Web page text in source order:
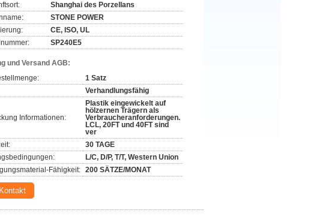
Shanghai des Porzellans
STONE POWER
CE, ISO, UL
SP240E5
und Versand AGB:
1 Satz
Verhandlungsfähig
Informationen:
Plastik eingewickelt auf
hölzernen Trägern als
Verbraucheranforderungen.
LCL, 20FT und 40FT sind
ver
30 TAGE
L/C, D/P, T/T, Western Union
Fähigkeit: 200 SÄTZE/MONAT
Kontakt